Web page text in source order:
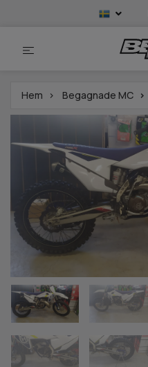
Hem Begagnade MC